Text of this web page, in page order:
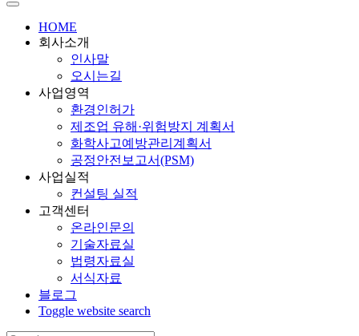
HOME
회사소개
인사말
오시는길
사업영역
환경인허가
제조업 유해·위험방지 계획서
화학사고예방관리계획서
공정안전보고서(PSM)
사업실적
컨설팅 실적
고객센터
온라인문의
기술자료실
법령자료실
서식자료
블로그
Toggle website search